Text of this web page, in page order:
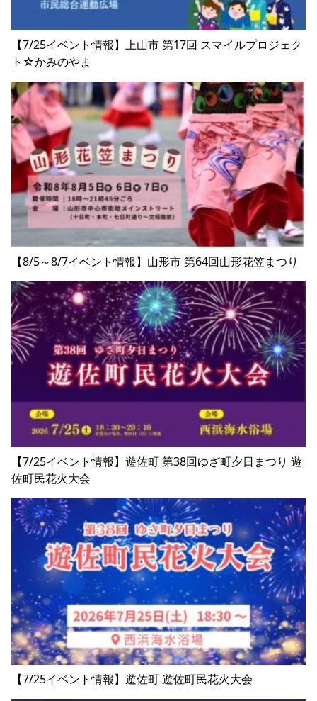
【7/25イベント情報】上山市 第17回 スマイルプロジェク
ト☆かみのやま
【8/5～8/7イベント情報】山形市 第64回山形花笠まつり
【7/25イベント情報】遊佐町 第38回ゆざ町夕日まつり 遊
佐町民花火大会
【7/25イベント情報】遊佐町 遊佐町民花火大会